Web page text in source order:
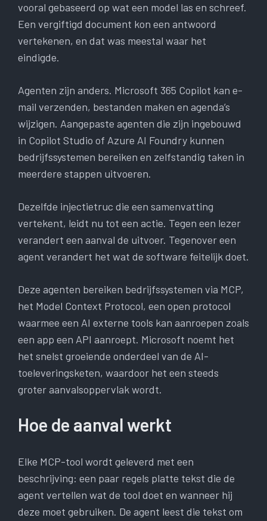
vooral gebaseerd op wat een model las en schreef.
Een vergiftigd document kon een antwoord
vertekenen, en dat was meestal waar het
eindigde.
Agenten zijn anders. Microsoft 365 Copilot kan e-
mail verzenden, bestanden maken en agenda’s
wijzigen. Aangepaste agenten die zijn ingebouwd
in Copilot Studio of Azure AI Foundry kunnen
bedrijfssystemen bereiken en zelfstandig taken in
meerdere stappen uitvoeren.
Dezelfde injectietruc die een samenvatting
vertekent, leidt nu tot een actie. Tegen een lezer
verandert een aanval de uitvoer. Tegenover een
agent verandert het wat de software feitelijk doet.
Deze agenten bereiken bedrijfssystemen via MCP,
het Model Context Protocol, een open protocol
waarmee een AI externe tools kan aanroepen zoals
een app een API aanroept. Microsoft noemt het
het snelst groeiende onderdeel van de AI-
toeleveringsketen, waardoor het een steeds
groter aanvalsoppervlak wordt.
Hoe de aanval werkt
Elke MCP-tool wordt geleverd met een
beschrijving: een paar regels platte tekst die de
agent vertellen wat de tool doet en wanneer hij
deze moet gebruiken. De agent leest die tekst om